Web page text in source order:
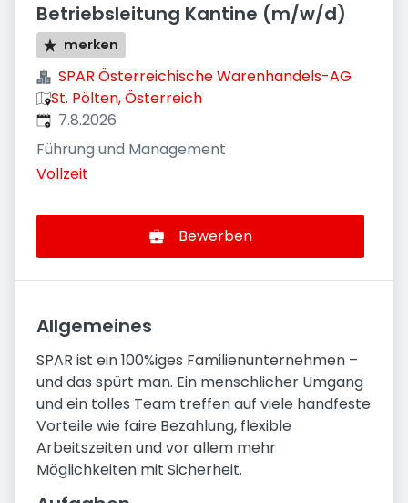
Betriebsleitung Kantine (m/w/d)
merken
SPAR Österreichische Warenhandels-AG
St. Pölten, Österreich
Veröffentlicht
7.8.2026
Führung und Management
Vollzeit
Bewerben
Allgemeines
SPAR ist ein 100%iges Familienunternehmen –
und das spürt man. Ein menschlicher Umgang
und ein tolles Team treffen auf viele handfeste
Vorteile wie faire Bezahlung, flexible
Arbeitszeiten und vor allem mehr
Möglichkeiten mit Sicherheit.